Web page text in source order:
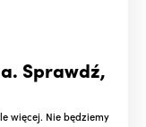
Sprawdź,
więcej. Nie będziemy